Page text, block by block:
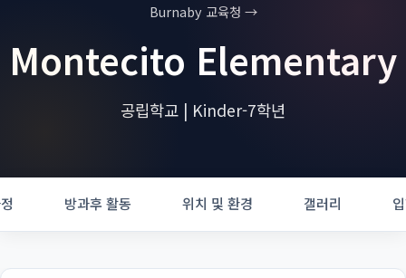
Burnaby 교육청 →
Montecito Elementary
공립학교 | Kinder-7학년
방과후 활동 위치 및 환경 갤러리